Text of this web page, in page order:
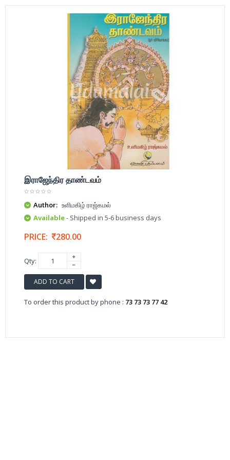
இராஜேந்திர தாண்டவம்
Author: உளிமகிழ் ராஜ்கமல்
Available- Shipped in 5-6 business days
PRICE: 280.00
Qty:
ADD TO CART
To order this product by phone : 73 73 73 77 42